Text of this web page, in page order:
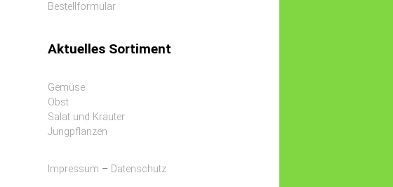
Bestellformular
Aktuelles Sortiment
Gemüse
Obst
Salat und Kräuter
Jungpflanzen
Impressum – Datenschutz